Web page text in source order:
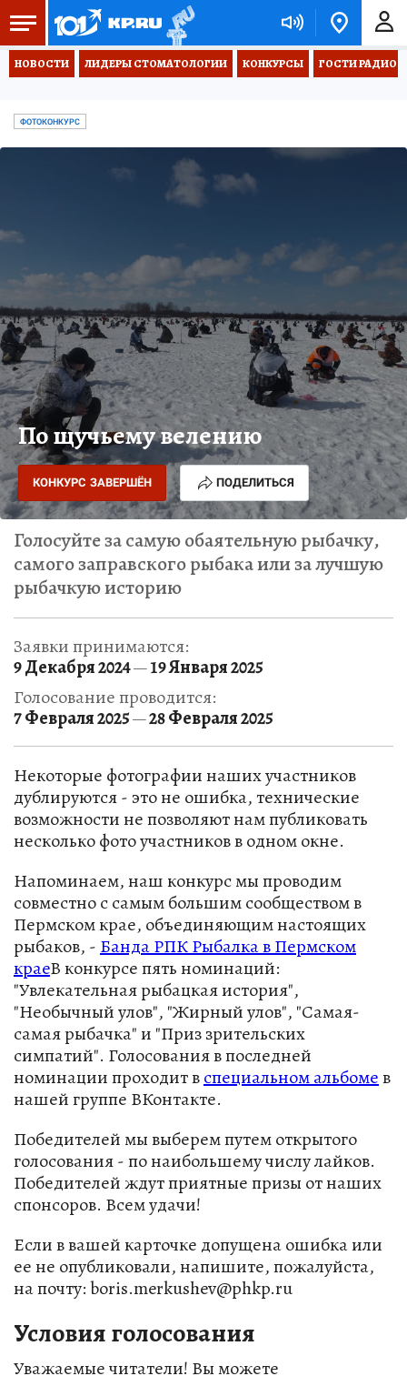
НОВОСТИ ЛИДЕРЫ СТОМАТОЛОГИИ КОНКУРСЫ ГОСТИ РАДИО
ФОТОКОНКУРС
По щучьему велению
КОНКУРС ЗАВЕРШЁН ПОДЕЛИТЬСЯ
Голосуйте за самую обаятельную рыбачку,
самого заправского рыбака или за лучшую
рыбачкую историю
Заявки принимаются:
9 Декабря 2024—19 Января 2025
Голосование проводится:
7 Февраля 2025—28 Февраля 2025
Некоторые фотографии наших участников
дублируются - это не ошибка, технические
возможности не позволяют нам публиковать
несколько фото участников в одном окне.
Напоминаем, наш конкурс мы проводим
совместно с самым большим сообществом в
Пермском крае, объединяющим настоящих
рыбаков, - Банда РПК Рыбалка в Пермском
краеВ конкурсе пять номинаций:
"Увлекательная рыбацкая история",
"Необычный улов", "Жирный улов", "Самая-
самая рыбачка" и "Приз зрительских
симпатий". Голосования в последней
номинации проходит вспециальном альбомев
нашей группе ВКонтакте.
Победителей мы выберем путем открытого
голосования - по наибольшему числу лайков.
Победителей ждут приятные призы от наших
спонсоров. Всем удачи!
Если в вашей карточке допущена ошибка или
ее не опубликовали, напишите, пожалуйста,
на почту: boris.merkushev@phkp.ru
Условия голосования
Уважаемые читатели! Вы можете